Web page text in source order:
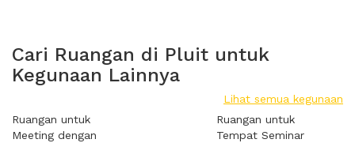
Cari Ruangan di Pluit untuk
Kegunaan Lainnya
Lihat semua kegunaan
Ruangan untuk
Meeting dengan
Ruangan untuk
Tempat Seminar